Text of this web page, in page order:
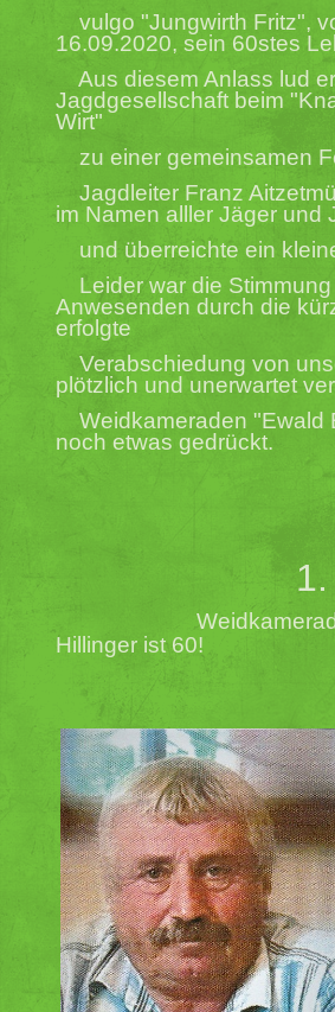
vulgo "Jungwirth Fritz",
16.09.2020, sein 60stes
Aus diesem Anlass lud
Jagdgesellschaft beim
Wirt"
zu einer gemeinsamen
Jagdleiter Franz
im Namen alller Jäger und
und überreichte ein
Leider war die Stimmung
Anwesenden durch die
erfolgte
Verabschiedung von
plötzlich und unerwartet
Weidkameraden "Ewald
noch etwas gedrückt.
Hillinger ist 60!